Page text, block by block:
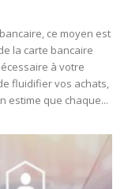
ce moyen est
la carte bancaire
à votre
fluidifier vos achats,
estime que chaque...